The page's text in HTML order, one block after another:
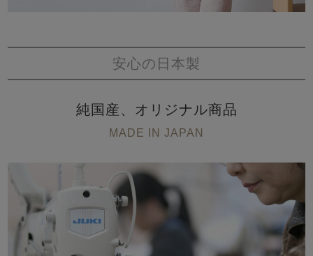
安心の日本製
純国産、オリジナル商品
MADE IN JAPAN